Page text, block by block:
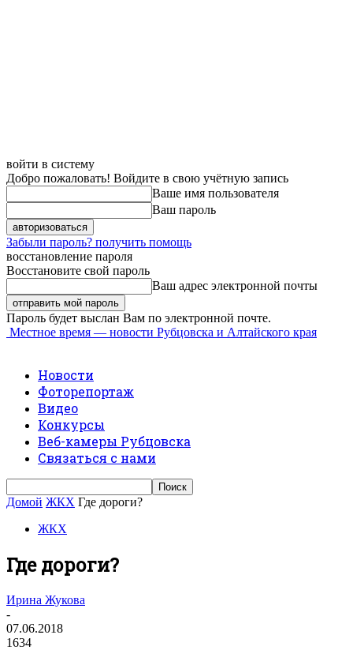
войти в систему
Добро пожаловать! Войдите в свою учётную запись
Ваше имя пользователя
Ваш пароль
Забыли пароль? получить помощь
восстановление пароля
Восстановите свой пароль
Ваш адрес электронной почты
Пароль будет выслан Вам по электронной почте.
Местное время — новости Рубцовска и Алтайского края
Новости
Фоторепортаж
Видео
Конкурсы
Веб-камеры Рубцовска
Связаться с нами
Домой ЖКХ Где дороги?
ЖКХ
Где дороги?
Ирина Жукова
-
07.06.2018
1634